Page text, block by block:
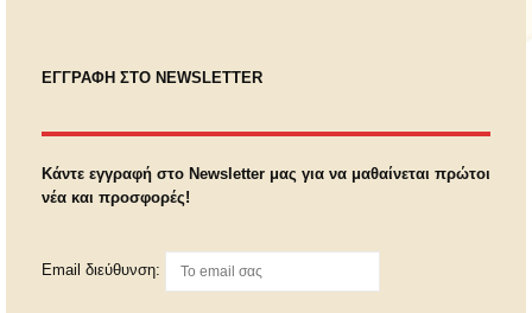
ΕΓΓΡΑΦΗ ΣΤΟ NEWSLETTER
Κάντε εγγραφή στο Newsletter μας για να μαθαίνεται πρώτοι
νέα και προσφορές!
Email διεύθυνση: